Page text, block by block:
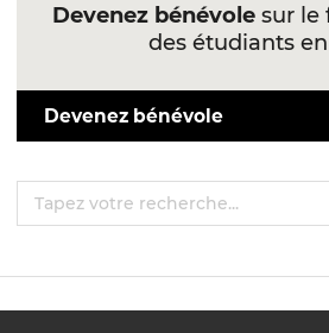
Devenez bénévolesur le
des étudiants
Devenez bénévole